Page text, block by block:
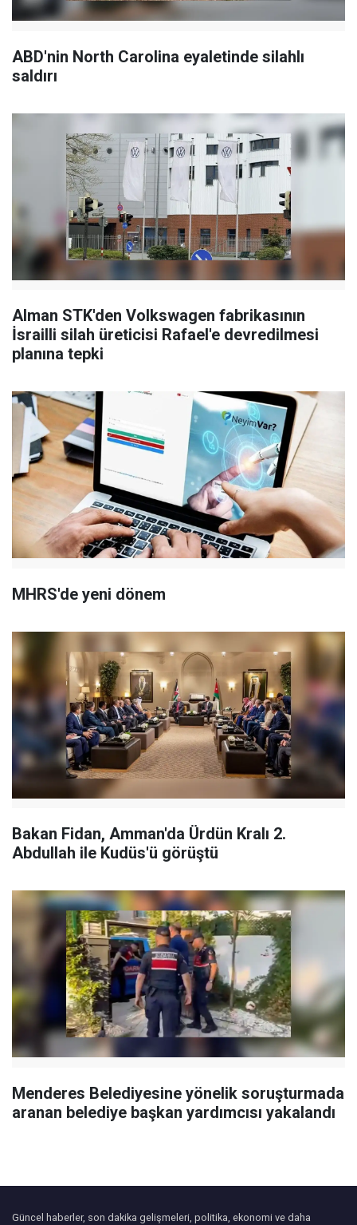
ABD'nin North Carolina eyaletinde silahlı
saldırı
Alman STK'den Volkswagen fabrikasının
İsrailli silah üreticisi Rafael'e devredilmesi
planına tepki
MHRS'de yeni dönem
Bakan Fidan, Amman'da Ürdün Kralı 2.
Abdullah ile Kudüs'ü görüştü
Menderes Belediyesine yönelik soruşturmada
aranan belediye başkan yardımcısı yakalandı
Güncel haberler, son dakika gelişmeleri, politika, ekonomi ve daha